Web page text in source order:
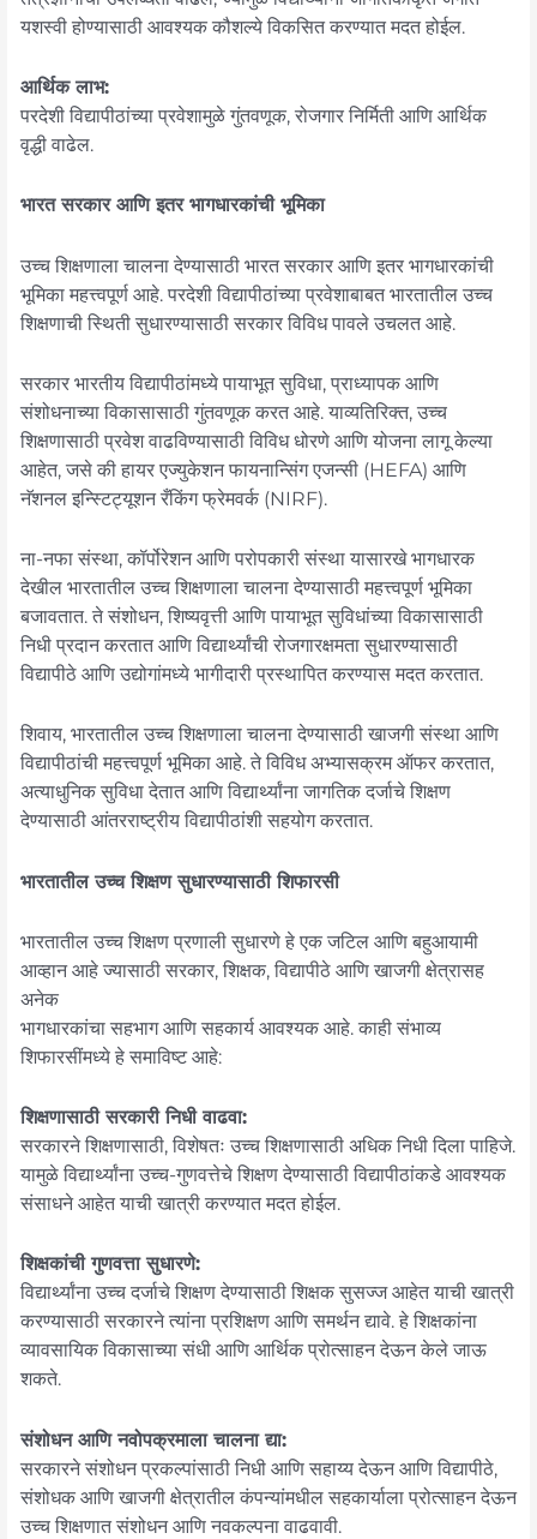
यशस्वी होण्यासाठी आवश्यक कौशल्ये विकसित करण्यात मदत होईल.
आर्थिक लाभ:
परदेशी विद्यापीठांच्या प्रवेशामुळे गुंतवणूक, रोजगार निर्मिती आणि आर्थिक
वृद्धी वाढेल.
भारत सरकार आणि इतर भागधारकांची भूमिका
उच्च शिक्षणाला चालना देण्यासाठी भारत सरकार आणि इतर भागधारकांची
भूमिका महत्त्वपूर्ण आहे. परदेशी विद्यापीठांच्या प्रवेशाबाबत भारतातील उच्च
शिक्षणाची स्थिती सुधारण्यासाठी सरकार विविध पावले उचलत आहे.
सरकार भारतीय विद्यापीठांमध्ये पायाभूत सुविधा, प्राध्यापक आणि
संशोधनाच्या विकासासाठी गुंतवणूक करत आहे. याव्यतिरिक्त, उच्च
शिक्षणासाठी प्रवेश वाढविण्यासाठी विविध धोरणे आणि योजना लागू केल्या
आहेत, जसे की हायर एज्युकेशन फायनान्सिंग एजन्सी (HEFA) आणि
नॅशनल इन्स्टिट्यूशन रँकिंग फ्रेमवर्क (NIRF).
ना-नफा संस्था, कॉर्पोरेशन आणि परोपकारी संस्था यासारखे भागधारक
देखील भारतातील उच्च शिक्षणाला चालना देण्यासाठी महत्त्वपूर्ण भूमिका
बजावतात. ते संशोधन, शिष्यवृत्ती आणि पायाभूत सुविधांच्या विकासासाठी
निधी प्रदान करतात आणि विद्यार्थ्यांची रोजगारक्षमता सुधारण्यासाठी
विद्यापीठे आणि उद्योगांमध्ये भागीदारी प्रस्थापित करण्यास मदत करतात.
शिवाय, भारतातील उच्च शिक्षणाला चालना देण्यासाठी खाजगी संस्था आणि
विद्यापीठांची महत्त्वपूर्ण भूमिका आहे. ते विविध अभ्यासक्रम ऑफर करतात,
अत्याधुनिक सुविधा देतात आणि विद्यार्थ्यांना जागतिक दर्जाचे शिक्षण
देण्यासाठी आंतरराष्ट्रीय विद्यापीठांशी सहयोग करतात.
भारतातील उच्च शिक्षण सुधारण्यासाठी शिफारसी
भारतातील उच्च शिक्षण प्रणाली सुधारणे हे एक जटिल आणि बहुआयामी
आव्हान आहे ज्यासाठी सरकार, शिक्षक, विद्यापीठे आणि खाजगी क्षेत्रासह
अनेक
भागधारकांचा सहभाग आणि सहकार्य आवश्यक आहे. काही संभाव्य
शिफारसींमध्ये हे समाविष्ट आहे:
शिक्षणासाठी सरकारी निधी वाढवा:
सरकारने शिक्षणासाठी, विशेषतः उच्च शिक्षणासाठी अधिक निधी दिला पाहिजे.
यामुळे विद्यार्थ्यांना उच्च-गुणवत्तेचे शिक्षण देण्यासाठी विद्यापीठांकडे आवश्यक
संसाधने आहेत याची खात्री करण्यात मदत होईल.
शिक्षकांची गुणवत्ता सुधारणे:
विद्यार्थ्यांना उच्च दर्जाचे शिक्षण देण्यासाठी शिक्षक सुसज्ज आहेत याची खात्री
करण्यासाठी सरकारने त्यांना प्रशिक्षण आणि समर्थन द्यावे. हे शिक्षकांना
व्यावसायिक विकासाच्या संधी आणि आर्थिक प्रोत्साहन देऊन केले जाऊ
शकते.
संशोधन आणि नवोपक्रमाला चालना द्या:
सरकारने संशोधन प्रकल्पांसाठी निधी आणि सहाय्य देऊन आणि विद्यापीठे,
संशोधक आणि खाजगी क्षेत्रातील कंपन्यांमधील सहकार्याला प्रोत्साहन देऊन
उच्च शिक्षणात संशोधन आणि नवकल्पना वाढवावी.